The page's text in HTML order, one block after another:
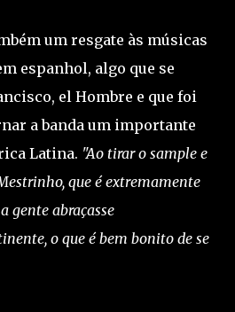
um resgate às músicas
espanhol, algo que se
el Hombre e que foi
a banda um importante
Latina. "Ao tirar o sample e
que é extremamente
gente abraçasse
o que é bem bonito de se